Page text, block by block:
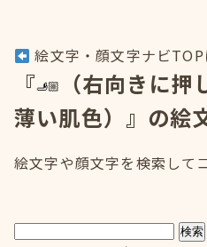
絵文字・顔文字ナビTOP
『
（右向きに
薄い肌色）』の絵
絵文字や顔文字を検索して
検索